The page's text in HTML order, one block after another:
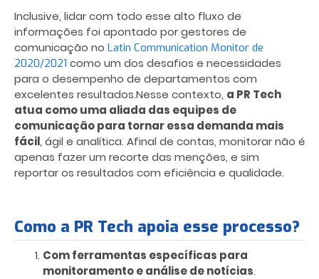
Inclusive, lidar com todo esse alto fluxo de
informações foi apontado por gestores de
comunicação no Latin Communication Monitor de
2020/2021 como um dos desafios e necessidades
para o desempenho de departamentos com
excelentes resultados.Nesse contexto, a PR Tech
atua como uma aliada das equipes de
comunicação para tornar essa demanda mais
fácil, ágil e analítica. Afinal de contas, monitorar não é
apenas fazer um recorte das menções, e sim
reportar os resultados com eficiência e qualidade.
Como a PR Tech apoia esse processo?
Com ferramentas específicas para
monitoramento e análise de notícias.